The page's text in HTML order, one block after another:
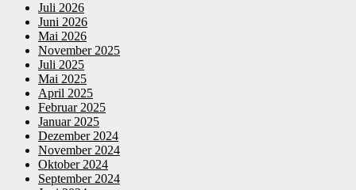
Juli 2026
Juni 2026
Mai 2026
November 2025
Juli 2025
Mai 2025
April 2025
Februar 2025
Januar 2025
Dezember 2024
November 2024
Oktober 2024
September 2024